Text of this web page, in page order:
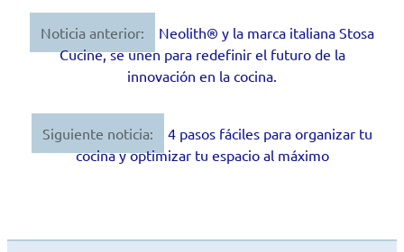
Navegación
Noticia anterior:
Neolith® y la marca italiana Stosa
Cucine, se unen para redefinir el futuro de la
innovación en la cocina.
Siguiente noticia:
4 pasos fáciles para organizar tu
cocina y optimizar tu espacio al máximo